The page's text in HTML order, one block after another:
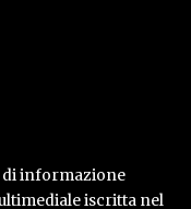
di informazione
iscritta nel